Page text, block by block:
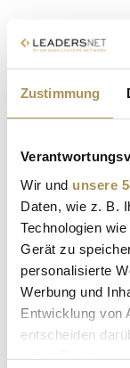
Zustimmung
Wir und unsere
Daten, wie z. B.
Technologien
Gerät zu
personalisierte
Werbung und
Entwicklung von
entscheiden